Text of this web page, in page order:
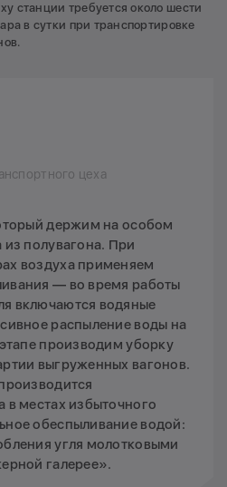
станции требуется около шести
в сутки при транспортировке
цеха
держим на особом
полувагона. При
воздуха применяем
— во время работы
включаются водяные
распыление воды на
производим уборку
выгруженных вагонов.
в местах избыточного
обеспыливание водой:
угля молотковыми
галерее».